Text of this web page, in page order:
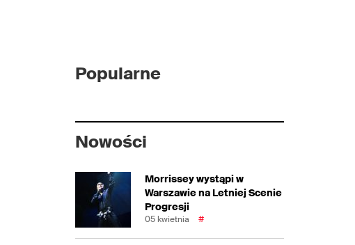
Popularne
Nowości
Morrissey wystąpi w
Warszawie na Letniej Scenie
Progresji
05 kwietnia #